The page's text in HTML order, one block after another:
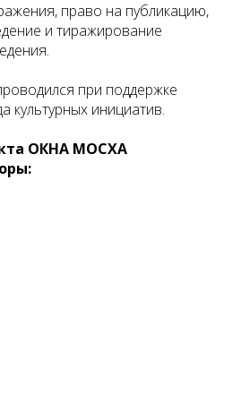
право на публикацию,
и тиражирование
при поддержке
культурных инициатив.
ОКНА МОСХА